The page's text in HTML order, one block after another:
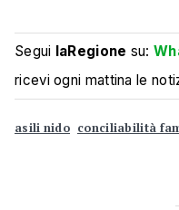
Segui laRegione su:
ricevi ogni mattina le
asili nido conciliabilità